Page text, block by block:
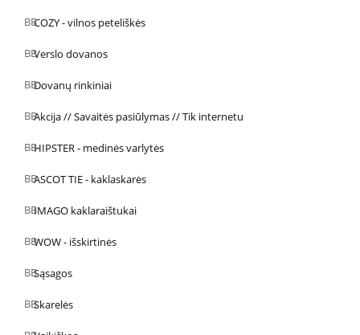
COZY - vilnos peteliškės
Verslo dovanos
Dovanų rinkiniai
Akcija // Savaitės pasiūlymas // Tik internetu
HIPSTER - medinės varlytės
ASCOT TIE - kaklaskarės
IMAGO kaklaraištukai
WOW - išskirtinės
Sąsagos
Skarelės